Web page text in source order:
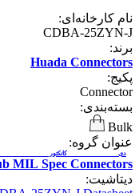
CDBA-
Huada
گروه:
D-Sub MIL Spec
کانکتور نظامی